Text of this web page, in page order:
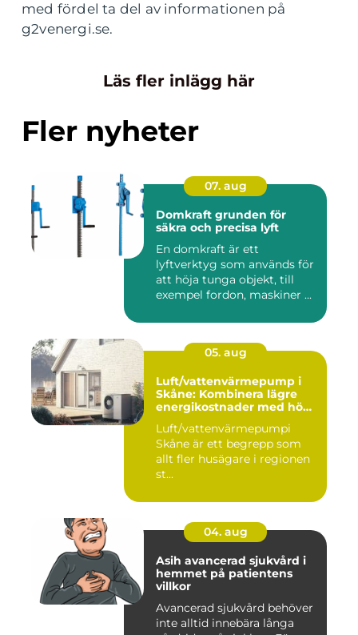
med fördel ta del av informationen på
g2venergi.se.
Läs fler inlägg här
Fler nyheter
07. aug
Domkraft grunden för
säkra och precisa lyft
En domkraft är ett
lyftverktyg som används för
att höja tunga objekt, till
exempel fordon, maskiner ...
05. aug
Luft/vattenvärmepump i
Skåne: Kombinera lägre
energikostnader med hög
komfort
Luft/vattenvärmepumpi
Skåne är ett begrepp som
allt fler husägare i regionen
st...
04. aug
Asih avancerad sjukvård i
hemmet på patientens
villkor
Avancerad sjukvård behöver
inte alltid innebära långa